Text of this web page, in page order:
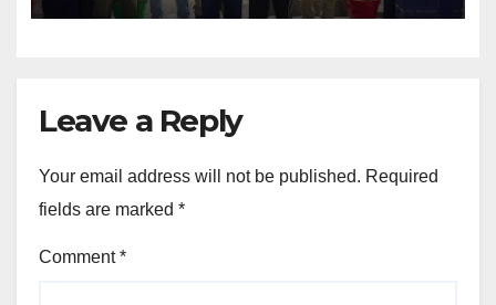
Leave a Reply
Your email address will not be published. Required
fields are marked *
Comment*